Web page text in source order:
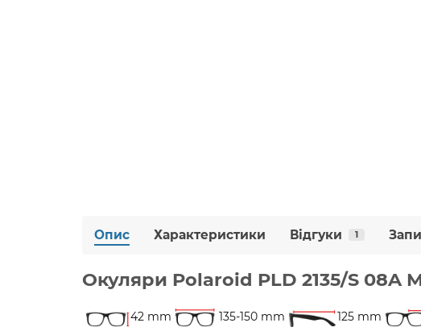
Опис Характеристики Відгуки 1
Окуляри Polaroid PLD 2135/S 08A
42 mm 135-150 mm 125 mm